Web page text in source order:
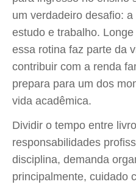
um verdadeiro desafio:
estudo e trabalho.
essa rotina faz parte da
contribuir com a renda
prepara para um dos
vida acadêmica.
Dividir o tempo entre
responsabilidades
disciplina, demanda
principalmente, cuidado